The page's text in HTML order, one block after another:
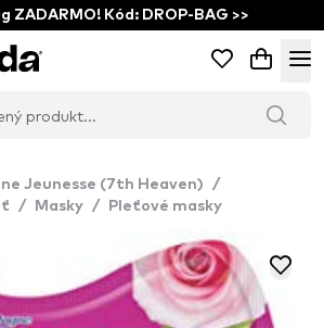
ZADARMO! Kód: DROP-BAG >>
Jeunesse (7th Heaven)
/
/ Masky / Pleťové masky